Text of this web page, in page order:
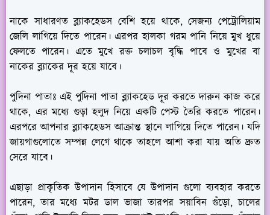
নাকে সাধারণত ব্ল্যাকহেডস বেশি হয়ে থাকে, সেজন্য পেট্রোলিয়াম
জেলি লাগিয়ে দিতে পারেন। এরপর হালকা গরম পানি নিয়ে মুখ ধুয়ে
ফেলতে পারেন। এতে মুখে রক্ত চলাচল বৃদ্ধি পাবে ও মুখের বা
নাকের ব্ল্যাকের দূর হয়ে যাবে।
পুদিনা পাতাঃ এই পুদিনা পাতা ব্ল্যাকহেড দূর করতে দারুন কাজ করে
থাকে, এর মধ্যে গুড়া হলুদ নিয়ে একটি পেস্ট তৈরি করতে পারেন।
এরপরে আপনার ব্ল্যাকহেডস আক্রান্ত স্থানে লাগিয়ে দিতে পারেন। যদি
জায়গাগুলোতে সম্পন্ন লেগে থাকে তাহলে আশা করা যায় অতি দ্রুত
সেরে যাবে।
এছাড়া প্রাকৃতিক উপাদান হিসাবে যে উপাদান গুলো ব্যবহার করতে
পারেন, তার মধ্যে মটর ডাল ভাজা তারপর সয়াবিন গুঁড়ো, চালের